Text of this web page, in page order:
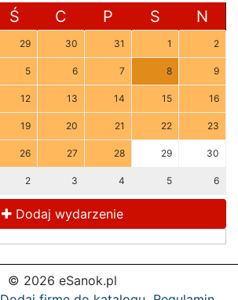
Ś C P S N
29 30 31 1 2
5 6 7 8 9
12 13 14 15 16
19 20 21 22 23
26 27 28 29 30
2 3 4 5 6
Dodaj wydarzenie
© 2026 eSanok.pl